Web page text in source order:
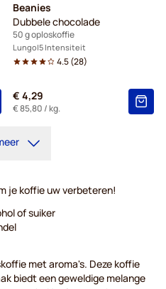
Beanies
Dubbele chocolade
50 g oploskoffie
Lungo 5 Intensiteit
4.5(28)
€ 4,29
€ 85,80 / kg.
je koffie uw verbeteren!
of suiker
met aroma's. Deze koffie
biedt een geweldige melange